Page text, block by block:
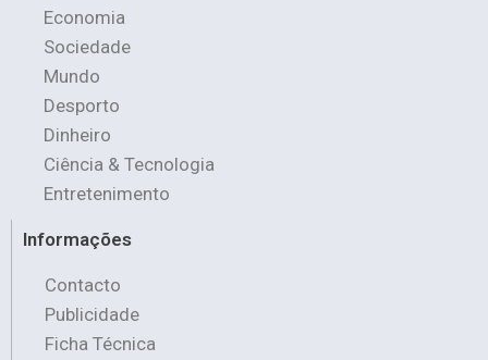
Economia
Sociedade
Mundo
Desporto
Dinheiro
Ciência & Tecnologia
Entretenimento
Informações
Contacto
Publicidade
Ficha Técnica